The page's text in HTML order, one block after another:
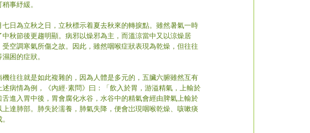
事紓緩。
日為立秋之日，立秋標示着夏去秋來的轉捩點。雖然暑氣一時
秋節後更趨明顯。病邪以燥邪為主，而溫涼當中又以涼燥居
空調寒氣所傷之故。因此，雖然咽喉症狀表現為乾燥，但往往
困的症狀。
往往就是如此複雜的，因為人體是多元的，五臟六腑雖然互有
病情為例，《內經·素問》曰：「飲入於胃，游溢精氣，上輸於
進入胃中後，胃會腐化水谷，水谷中的精氣會經由脾氣上輸於
達肺部。肺失於濡養，肺氣失降，便會岀現咽喉乾燥、咳嗽痰